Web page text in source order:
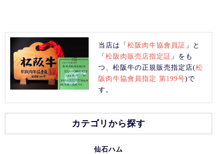
当店は「松阪肉牛協會員証 」と
「松阪肉販売店指定証 」をも
つ、松阪牛の正規販売指定店(松
阪肉牛協會員指定 第199号)で
す。
カテゴリから探す
仙石ハム